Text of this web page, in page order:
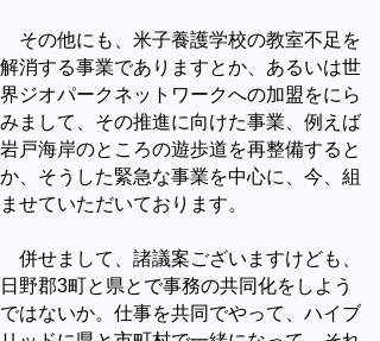
その他にも、米子養護学校の教室不足を
解消する事業でありますとか、あるいは世
界ジオパークネットワークへの加盟をにら
みまして、その推進に向けた事業、例えば
岩戸海岸のところの遊歩道を再整備すると
か、そうした緊急な事業を中心に、今、組
ませていただいております。
併せまして、諸議案ございますけども、
日野郡3町と県とで事務の共同化をしよう
ではないか。仕事を共同でやって、ハイブ